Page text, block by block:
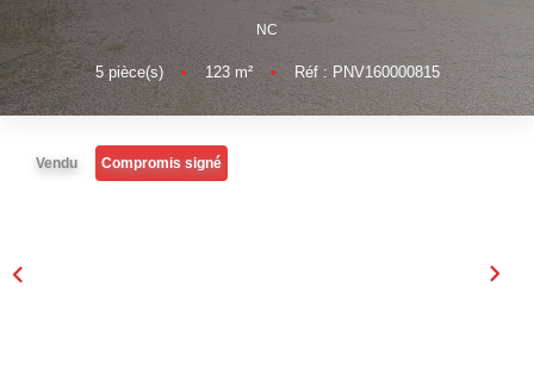
NOS AGENCES
Laurent Immobilier Tournus
Laurent Immobilier Pont De Vaux
Laurent Immobilier Chalon-Sur-Saone
NC
5pièce(s) • 123m² • Réf : PNV160000815
Vendu Compromis signé